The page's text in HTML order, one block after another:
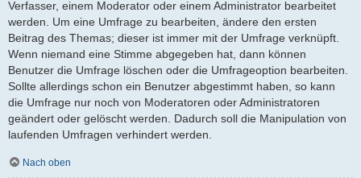
Verfasser, einem Moderator oder einem Administrator bearbeitet
werden. Um eine Umfrage zu bearbeiten, ändere den ersten
Beitrag des Themas; dieser ist immer mit der Umfrage verknüpft.
Wenn niemand eine Stimme abgegeben hat, dann können
Benutzer die Umfrage löschen oder die Umfrageoption bearbeiten.
Sollte allerdings schon ein Benutzer abgestimmt haben, so kann
die Umfrage nur noch von Moderatoren oder Administratoren
geändert oder gelöscht werden. Dadurch soll die Manipulation von
laufenden Umfragen verhindert werden.
Nach oben